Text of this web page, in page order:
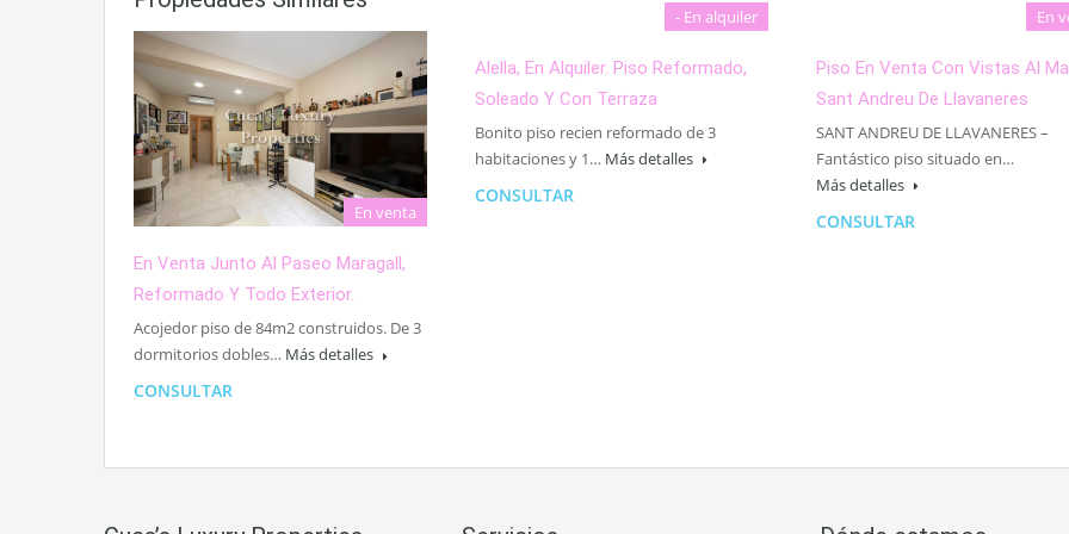
En venta
En Venta Junto Al Paseo Maragall,
Reformado Y Todo Exterior.
Acojedor piso de 84m2 construidos. De 3
dormitorios dobles… Más detalles
CONSULTAR
- En alquiler
Alella, En Alquiler. Piso Reformado,
Soleado Y Con Terraza
Bonito piso recien reformado de 3
habitaciones y 1… Más detalles
CONSULTAR
En
Piso En Venta Con Vistas Al
Sant Andreu De Llavaneres
SANT ANDREU DE LLAVANERES –
Fantástico piso situado en…
Más detalles
CONSULTAR